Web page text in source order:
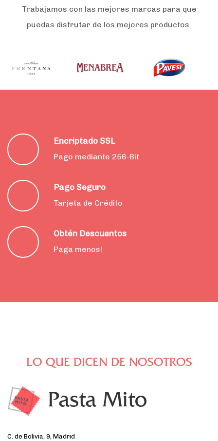
Trabajamos con las mejores marcas para que
puedas disfrutar de los mejores productos.
Encriptado SSL
Pago mediante 256-Bit
Pago Seguro
Tarjeta de Crédito
Obtén Descuentos
Paga menos!
LO QUE DICEN DE NOSOTROS
Pasta Mito
C. de Bolivia, 9, Madrid